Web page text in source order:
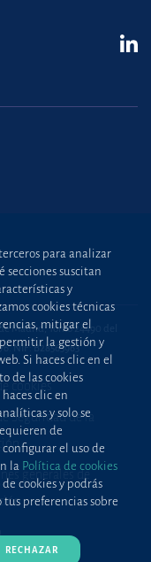
Madrid, Tomo 24490 del
NIF: B28563963
cookies
Seguridad de la
generales de
para analizar
secciones suscitan
y
cookies técnicas
mitigar el
la gestión y
Si haces clic en el
de las cookies
clic en
y solo se
de
el uso de
la Política de cookies
cookies y podrás
preferencias sobre
RECHAZAR